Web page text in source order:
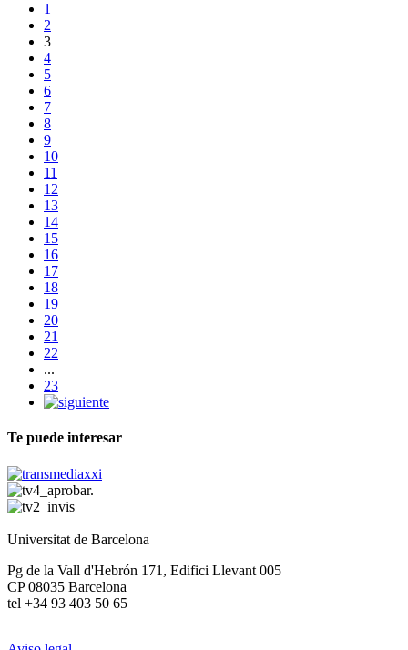
1
2
3
4
5
6
7
8
9
10
11
12
13
14
15
16
17
18
19
20
21
22
...
23
Te puede interesar
Universitat de Barcelona
Pg de la Vall d'Hebrón 171, Edifici Llevant 005
CP 08035 Barcelona
tel +34 93 403 50 65